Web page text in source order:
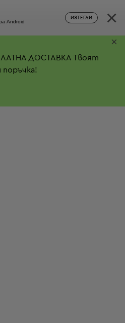
Android
ИЗТЕГЛИ ×
ДОСТАВКА Твоят
поръчка!
×